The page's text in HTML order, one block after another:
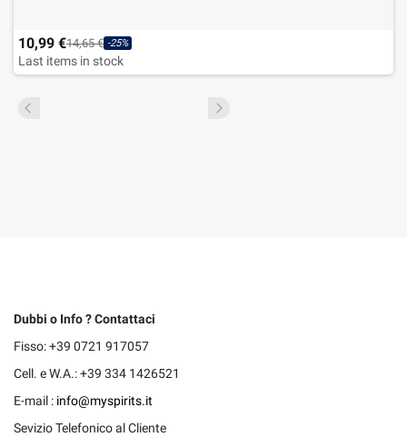
10,99 €14,65 € -25%
Last items in stock
Dubbi o Info ? Contattaci
Fisso: +39 0721 917057
Cell. e W.A.: +39 334 1426521
E-mail : info@myspirits.it
Sevizio Telefonico al Cliente